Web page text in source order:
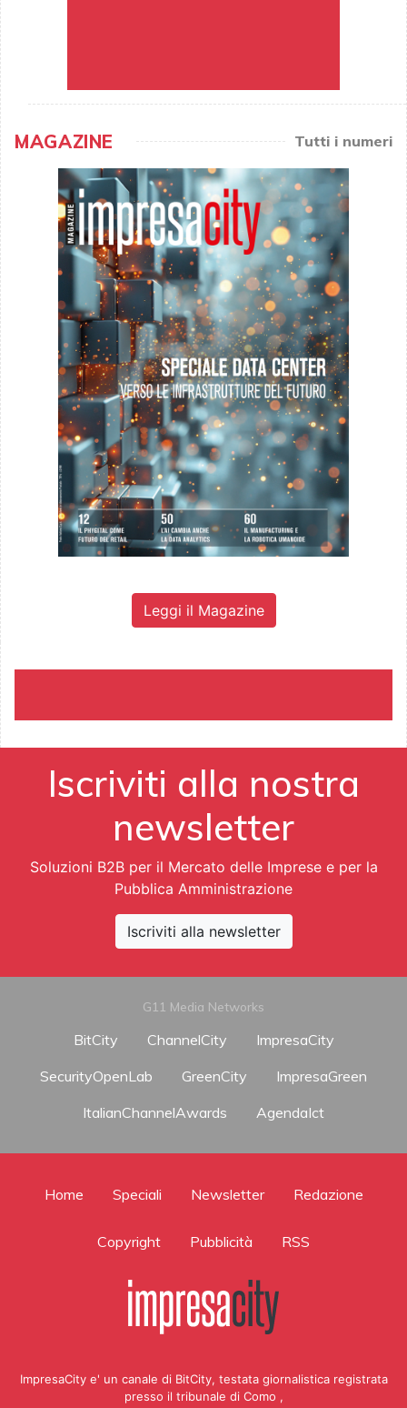
MAGAZINE Tutti i numeri
Leggi il Magazine
Iscriviti alla nostra
newsletter
Soluzioni B2B per il Mercato delle Imprese e per la
Pubblica Amministrazione
Iscriviti alla newsletter
G11 Media Networks
BitCity ChannelCity
ImpresaCity
SecurityOpenLab
GreenCity
ImpresaGreen
ItalianChannelAwards
AgendaIct
Home Speciali Newsletter Redazione
Copyright Pubblicità RSS
ImpresaCity e' un canale di BitCity, testata giornalistica registrata
presso il tribunale di Como ,